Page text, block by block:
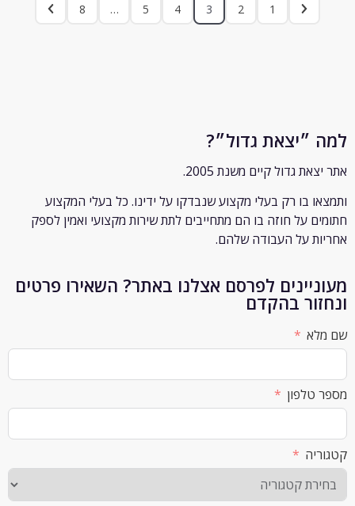
גדול״?
גדול קיים משנת 2005.
בו רקבעלי מקצוע שנבדקו על ידינו. כל בעלי המקצוע
על חוזה בו הם מתחייבים לתת שירות מקצועי ואמין לספק
על העבודה שלהם.
לפרסם אצלנו באתר? השאירו פרטים
בהקדם